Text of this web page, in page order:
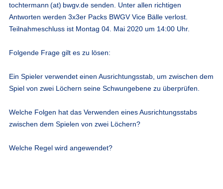
tochtermann (at) bwgv.desenden. Unter allen richtigen
Antworten werden 3x3er Packs BWGV Vice Bälle verlost.
Teilnahmeschluss ist Montag 04. Mai 2020 um 14:00 Uhr.
Folgende Frage gilt es zu lösen:
Ein Spieler verwendet einen Ausrichtungsstab, um zwischen dem
Spiel von zwei Löchern seine Schwungebene zu überprüfen.
Welche Folgen hat das Verwenden eines Ausrichtungsstabs
zwischen dem Spielen von zwei Löchern?
Welche Regel wird angewendet?